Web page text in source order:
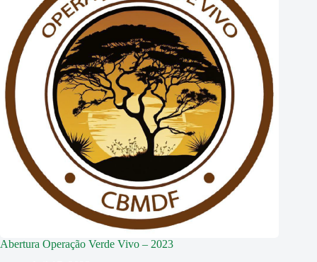
Abertura Operação Verde Vivo – 2023